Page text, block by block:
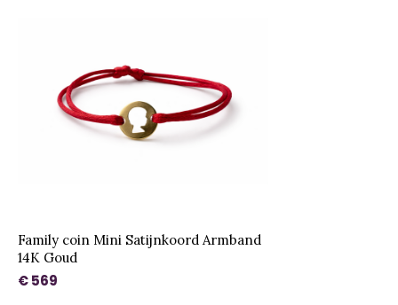
Family coin Mini Satijnkoord Armband
14K Goud
€ 569